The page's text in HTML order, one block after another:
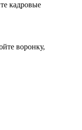
кадровые
воронку,